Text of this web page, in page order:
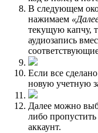
В следующем
нажимаем
текущую капчу,
аудиозапись
Если все
новую учетную
Далее можно
либо
аккаунт.